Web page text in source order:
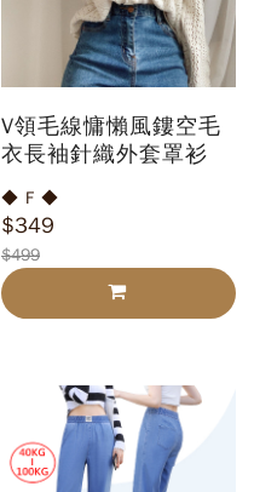
V領毛線慵懶風鏤空毛
衣長袖針織外套罩衫
◆ F ◆
$349
$499